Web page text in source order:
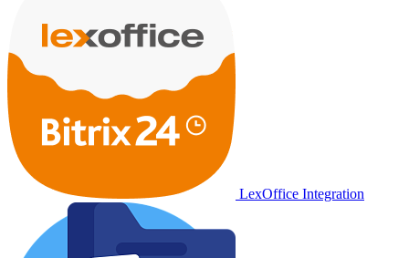
LexOffice Integration